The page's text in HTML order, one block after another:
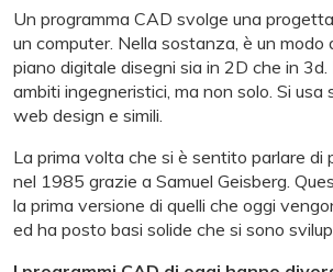
Un programma CAD svolge una
un computer. Nella sostanza, è un modo
piano digitale disegni sia in 2D che in 3d.
ambiti ingegneristici, ma non solo. Si usa
web design e simili.
La prima volta che si è sentito parlare di
nel 1985 grazie a Samuel Geisberg.
la prima versione di quelli che oggi
ed ha posto basi solide che si sono